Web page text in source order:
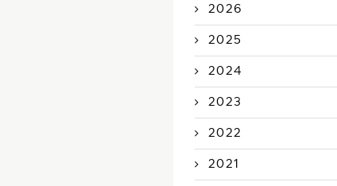
2026
2025
2024
2023
2022
2021